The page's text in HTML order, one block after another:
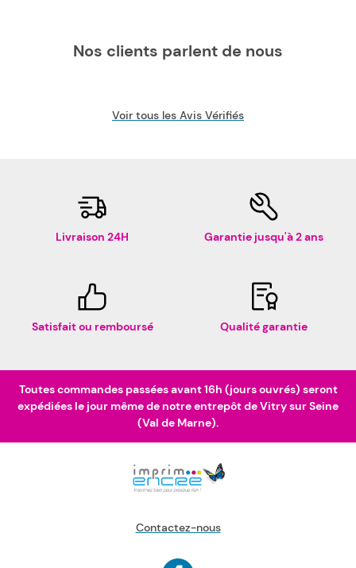
Nos clients parlent de nous
Voir tous les Avis Vérifiés
Livraison 24H Garantie jusqu'à 2 ans
Satisfait ou remboursé Qualité garantie
Toutes commandes passées avant 16h (jours ouvrés) seront
expédiées le jour même de notre entrepôt de Vitry sur Seine
(Val de Marne).
Contactez-nous